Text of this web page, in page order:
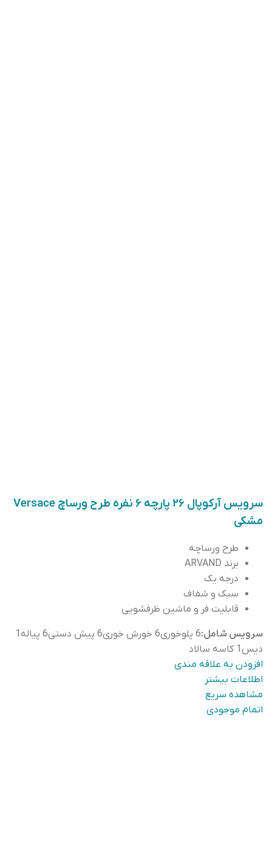
سرویس آرکوپال ۲۶ پارچه ۶ نفره طرح ورساچ Versace
مشکی
طرح ورساچه
برند ARVAND
درجه یک
سبک و شفاف
قابلیت فر و ماشین ظرفشویی
سرویس شامل:
6 پلوخوری6 خورش خوری6 پیش دستی6 پیاله1
دیس1 کاسه سالاد
افزودن به علاقه مندی
اطلاعات بیشتر
مشاهده سریع
اتمام موجودی